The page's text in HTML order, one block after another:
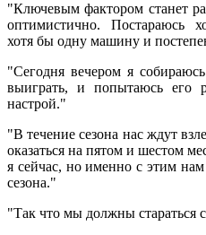
"Ключевым фактором станет
оптимистично. Постараюсь
хотя бы одну машину и
"Сегодня вечером я
выиграть, и попытаюсь его
настрой."
"В течение сезона нас ждут
оказаться на пятом и шестом
я сейчас, но именно с этим нам
сезона."
"Так что мы должны стараться